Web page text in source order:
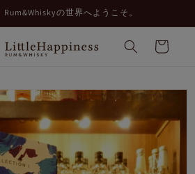
の世界へようこそ。
カ
ー